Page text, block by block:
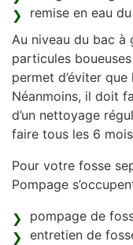
remise en eau
Au niveau du bac à
particules
permet d’éviter que
Néanmoins, il doit
d’un nettoyage
faire tous les 6
Pour votre fosse
Pompage
pompage de
entretien de